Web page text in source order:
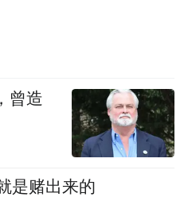
曾造
是赌出来的